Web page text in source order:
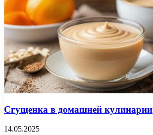
Сгущенка в домашней кулинарии
14.05.2025